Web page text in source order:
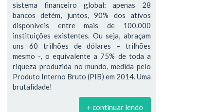
sistema financeiro global: apenas 28
bancos detém, juntos, 90% dos ativos
disponíveis entre mais de 100.000
instituições existentes. Ou seja, abraçam
uns 60 trilhões de dólares – trilhões
mesmo -, o equivalente a 75% de toda a
riqueza produzida no mundo, medida pelo
Produto Interno Bruto (PIB) em 2014. Uma
brutalidade!
+ continuar lendo